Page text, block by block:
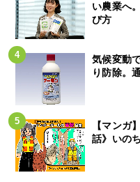
い農業へ
び方
気候変動
り防除。
【マンガ
話》いの